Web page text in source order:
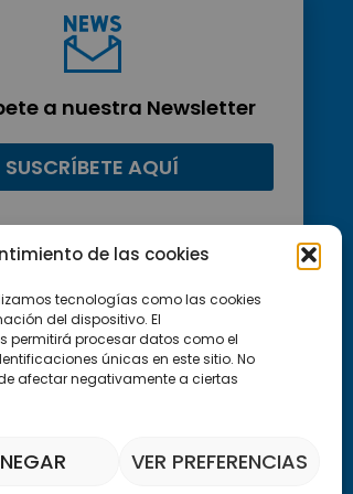
de las cookies
tecnologías como las cookies
del dispositivo. El
permitirá procesar datos como el
únicas en este sitio. No
afectar negativamente a ciertas
VER PREFERENCIAS
a nuestra Newsletter
SUSCRÍBETE AQUÍ